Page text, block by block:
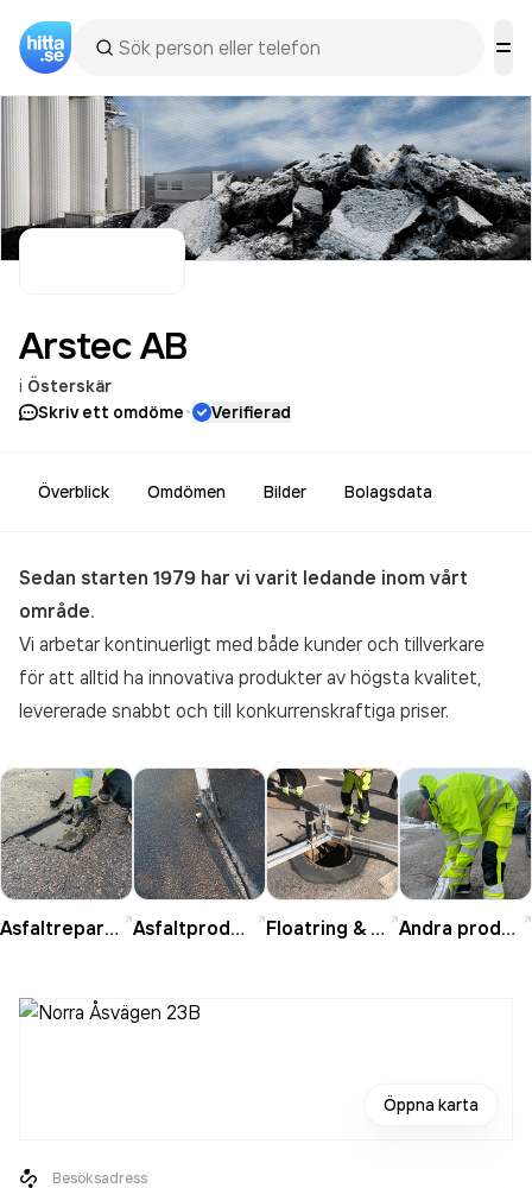
ArstecAB
i Österskär
Skriv ett omdöme· Verifierad
Överblick Omdömen Bilder Bolagsdata
Sedan starten 1979 har vi varit ledande inom vårt
område.
Vi arbetar kontinuerligt med både kunder och tillverkare
för att alltid ha innovativa produkter av högsta kvalitet,
levererade snabbt och till konkurrenskraftiga priser.
Asfaltreparation Asfaltproduktion Floatring & brunnar Andra produkter
Öppna karta
Besöksadress